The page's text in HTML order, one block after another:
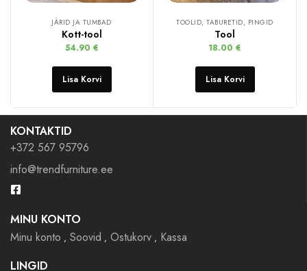
JÄRID JA TUMBAD
Kott-tool
54.90 €
Lisa Korvi
TOOLID, TABURETID, PINGID
Tool
18.00 €
Lisa Korvi
KONTAKTID
+372 567 95796
info@trendfurniture.ee
MINU KONTO
Minu konto
Soovid Ostukorv
Kassa
LINGID